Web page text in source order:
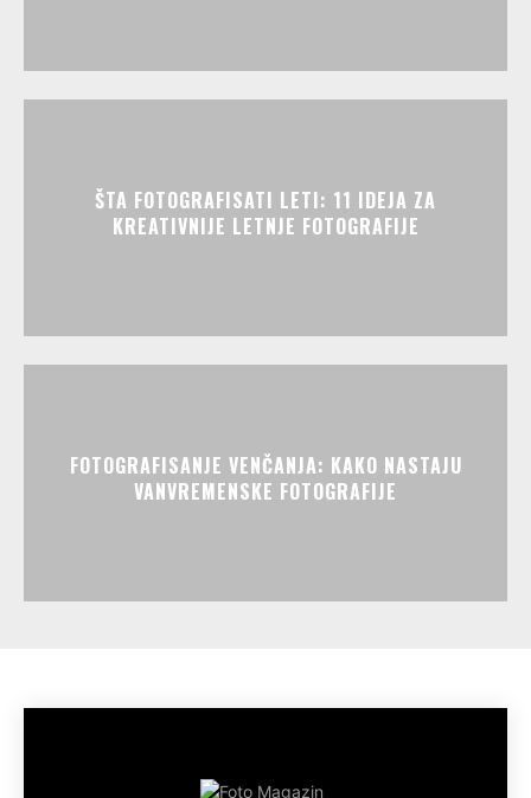
ŠTA FOTOGRAFISATI LETI: 11 IDEJA ZA
KREATIVNIJE LETNJE FOTOGRAFIJE
FOTOGRAFISANJE VENČANJA: KAKO NASTAJU
VANVREMENSKE FOTOGRAFIJE